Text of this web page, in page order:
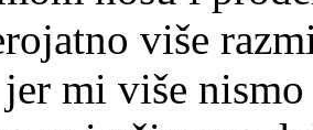
više
mi više